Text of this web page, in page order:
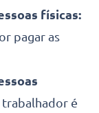
físicas:
pagar as
trabalhador é